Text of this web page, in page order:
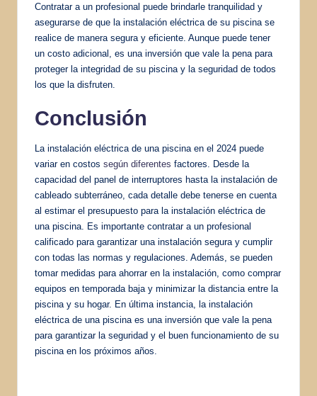
Contratar a un profesional puede brindarle tranquilidad y
asegurarse de que la instalación eléctrica de su piscina se
realice de manera segura y eficiente. Aunque puede tener
un costo adicional, es una inversión que vale la pena para
proteger la integridad de su piscina y la seguridad de todos
los que la disfruten.
Conclusión
La instalación eléctrica de una piscina en el 2024 puede
variar en costos según diferentes factores. Desde la
capacidad del panel de interruptores hasta la instalación de
cableado subterráneo, cada detalle debe tenerse en cuenta
al estimar el presupuesto para la instalación eléctrica de
una piscina. Es importante contratar a un profesional
calificado para garantizar una instalación segura y cumplir
con todas las normas y regulaciones. Además, se pueden
tomar medidas para ahorrar en la instalación, como comprar
equipos en temporada baja y minimizar la distancia entre la
piscina y su hogar. En última instancia, la instalación
eléctrica de una piscina es una inversión que vale la pena
para garantizar la seguridad y el buen funcionamiento de su
piscina en los próximos años.